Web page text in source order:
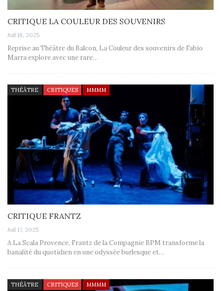
CRITIQUE LA COULEUR DES SOUVENIRS
Juil 18, 2025
Reprise au Théâtre du Balcon, La Couleur des souvenirs de Fabio
Marra explore avec une rare…
THÉÂTRE CRITIQUES MMMM
CRITIQUE FRANTZ
Juil 17, 2025
A La Scala Provence, Frantz de la Compagnie BPM transforme la
banalité du quotidien en une odyssée burlesque et…
THÉÂTRE CRITIQUES MMMM